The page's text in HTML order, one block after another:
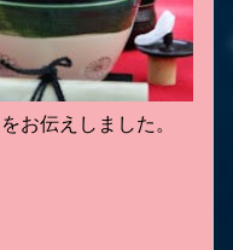
お伝えしました。